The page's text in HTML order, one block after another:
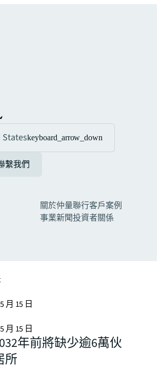
keyboard_arrow_down
繫我們
關於仲量聯行客戶案例
事業新聞投資者關係
月 15 日
月 15 日
年前將缺少逾6萬伙
所